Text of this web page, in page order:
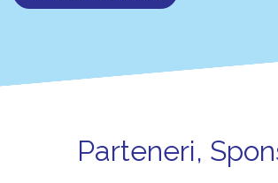
Parteneri,